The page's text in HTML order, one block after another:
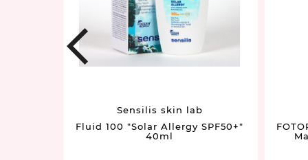
Sensilis skin lab
Fluid 100 "Solar Allergy SPF50+"
40ml
prev